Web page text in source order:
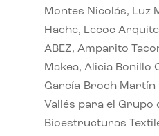
Montes Nicolás, Luz
Hache, Lecoc
ABEZ, Amparito
Makea, Alicia Bonillo
García-Broch Martín
Vallés para el Grupo
Bioestructuras